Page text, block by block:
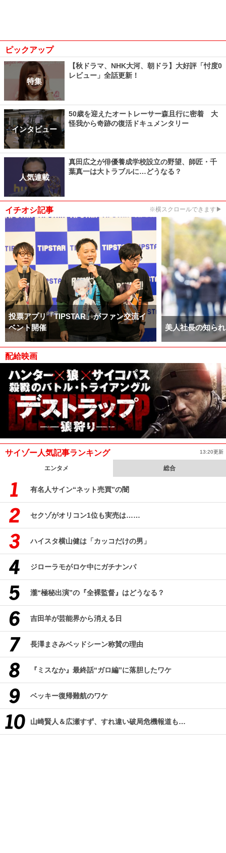
ピックアップ
特集
【秋ドラマ、NHK大河、朝ドラ】大好評「忖度0
レビュー」全話更新！
インタビュー
50歳を迎えたオートレーサー森且行に密着 大
怪我から奇跡の復活ドキュメンタリー
人気連載
真田広之が俳優養成学校設立の野望、師匠・千
葉真一は大トラブルに…どうなる？
イチオシ記事 ※横スクロールできます▶
投票アプリ「TIPSTAR」がファン交流イ
ベント開催
美人社長の知ら
配給映画
サイゾー人気記事ランキング 13:20更新
エンタメ 総合
有名人サイン“ネット売買”の闇
セクゾがオリコン1位も実売は……
ハイスタ横山健は「カッコだけの男」
ジローラモがロケ中にガチナンパ
瀧“極秘出演”の『全裸監督』はどうなる？
吉田羊が芸能界から消える日
長澤まさみベッドシーン称賛の理由
『ミスなか』最終話“ガロ編”に落胆したワケ
ベッキー復帰難航のワケ
山崎賢人＆広瀬すず、すれ違い破局危機報道も…